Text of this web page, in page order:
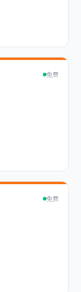
免费
免费